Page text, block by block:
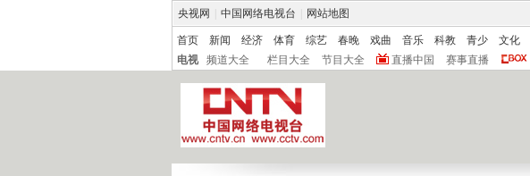
央视网 中国网络电视台 网站地图
首页 新闻 经济 体育 综艺 春晚 戏曲 音乐 科教 青少 文化
电视
频道大全 栏目大全 节目大全 直播中国 赛事直播